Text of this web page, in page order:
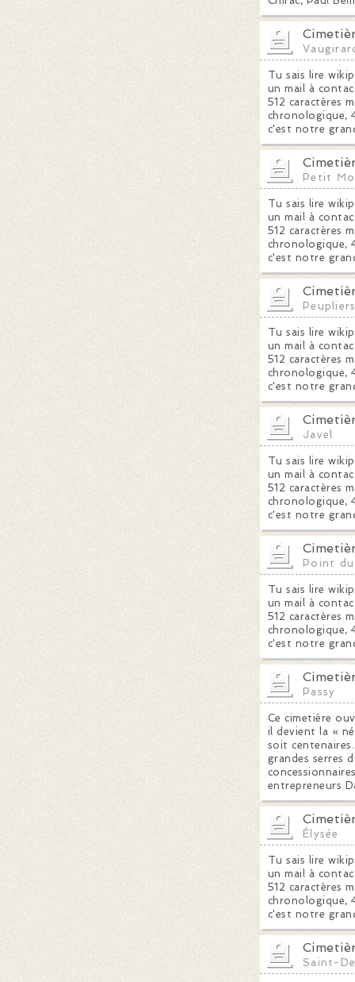
Tu sais lire
un mail à
512 caractères
chronologique,
c'est notre
Petit
Tu sais lire
un mail à
512 caractères
chronologique,
c'est notre
Tu sais lire
un mail à
512 caractères
chronologique,
c'est notre
Javel
Tu sais lire
un mail à
512 caractères
chronologique,
c'est notre
Point
Tu sais lire
un mail à
512 caractères
chronologique,
c'est notre
Passy
Ce cimetière
il devient la «
soit
grandes serres
entrepreneurs
Élysée
Tu sais lire
un mail à
512 caractères
chronologique,
c'est notre
Saint-